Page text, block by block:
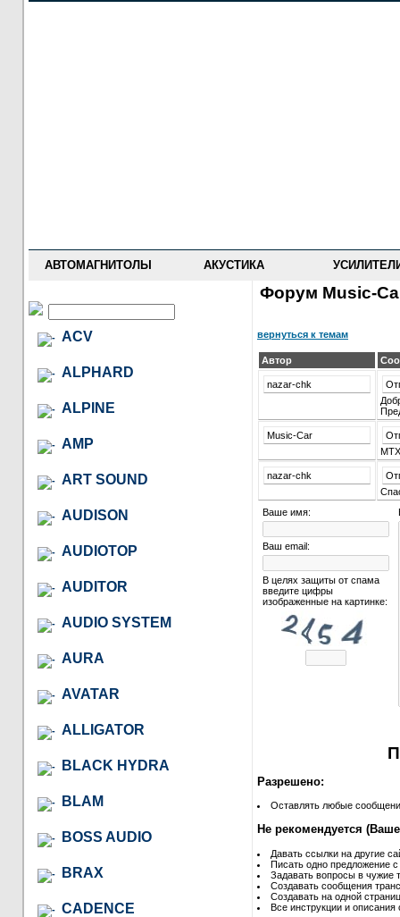
АВТОМАГНИТОЛЫ АКУСТИКА
ACV
ALPHARD
ALPINE
AMP
ART SOUND
AUDISON
AUDIOTOP
AUDITOR
AUDIO SYSTEM
AURA
AVATAR
ALLIGATOR
BLACK HYDRA
BLAM
BOSS AUDIO
BRAX
CADENCE
Форум Music-
вернуться к темам
Автор
nazar-chk
Music-Car
nazar-chk
Ваше имя:
Ваш email:
В целях защиты от спама
введите цифры
изображенные на картинке:
Разрешено:
Оставлять любые
Не рекомендуется
Давать ссылки на другие
Писать одно предложение
Задавать вопросы в чужие
Создавать сообщения
Создавать на одной
Все инструкции и описания